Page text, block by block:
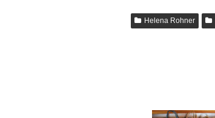
Helena Rohner